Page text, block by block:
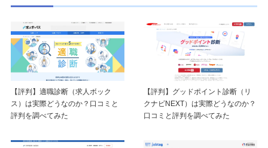
【評判】適職診断（求人ボック
ス）は実際どうなのか？口コミと
評判を調べてみた
【評判】グッドポイント診断（リ
クナビNEXT）は実際どうなのか？
口コミと評判を調べてみた